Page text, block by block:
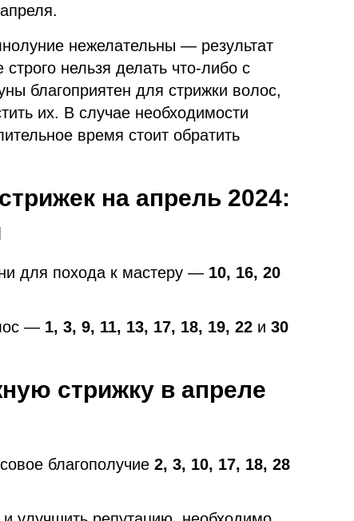
нежелательны — результат
нельзя делать что-либо с
благоприятен для стрижки волос,
их. В случае необходимости
время стоит обратить
на апрель 2024:
для похода к мастеру — 10, 16, 20
— 1, 3, 9, 11, 13, 17, 18, 19, 22 и 30
стрижку в апреле
благополучие 2, 3, 10, 17, 18, 28